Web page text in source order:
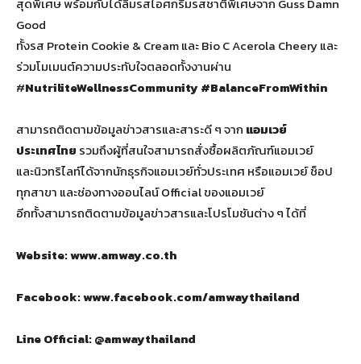
Good
ทั้งรส Protein Cookie & Cream และ Bio C Acerola Cheery และ
ร่วมโมเมนต์ความประทับใจตลอดทั้งงานผ่าน
#NutriliteWellnessCommunity #BalanceFromWithin
สามารถติดตามข้อมูลข่าวสารและสาระดี ๆ จาก แอมเวย์
ประเทศไทย รวมถึงผู้ที่สนใจสามารถสั่งซื้อผลิตภัณฑ์แอมเวย์
และนิวทริไลท์ได้จากนักธุรกิจแอมเวย์ทั่วประเทศ หรือแอมเวย์ ช็อป
ทุกสาขา และช่องทางออนไลน์ Official ของแอมเวย์
อีกทั้งสามารถติดตามข้อมูลข่าวสารและโปรโมชันต่าง ๆ ได้ที่
Website: www.amway.co.th
Facebook: www.facebook.com/amwaythailand
Line Official: @amwaythailand